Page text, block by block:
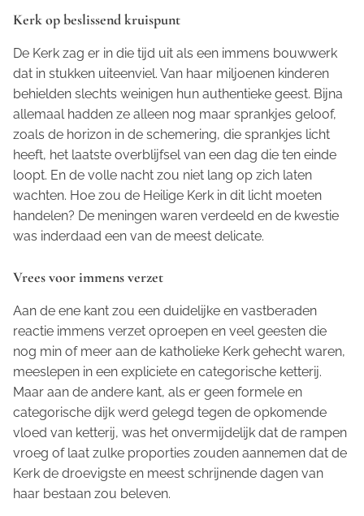
Kerk op beslissend kruispunt
De Kerk zag er in die tijd uit als een immens bouwwerk
dat in stukken uiteenviel. Van haar miljoenen kinderen
behielden slechts weinigen hun authentieke geest. Bijna
allemaal hadden ze alleen nog maar sprankjes geloof,
zoals de horizon in de schemering, die sprankjes licht
heeft, het laatste overblijfsel van een dag die ten einde
loopt. En de volle nacht zou niet lang op zich laten
wachten. Hoe zou de Heilige Kerk in dit licht moeten
handelen? De meningen waren verdeeld en de kwestie
was inderdaad een van de meest delicate.
Vrees voor immens verzet
Aan de ene kant zou een duidelijke en vastberaden
reactie immens verzet oproepen en veel geesten die
nog min of meer aan de katholieke Kerk gehecht waren,
meeslepen in een expliciete en categorische ketterij.
Maar aan de andere kant, als er geen formele en
categorische dijk werd gelegd tegen de opkomende
vloed van ketterij, was het onvermijdelijk dat de rampen
vroeg of laat zulke proporties zouden aannemen dat de
Kerk de droevigste en meest schrijnende dagen van
haar bestaan zou beleven.